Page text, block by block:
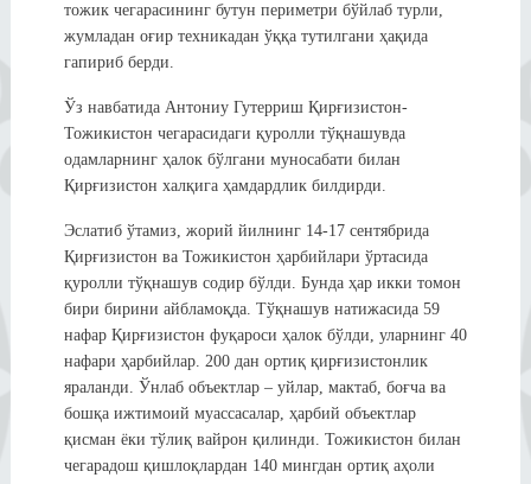
тожик чегарасининг бутун периметри бўйлаб турли,
жумладан оғир техникадан ўққа тутилгани ҳақида
гапириб берди.
Ўз навбатида Антониу Гутерриш Қирғизистон-
Тожикистон чегарасидаги қуролли тўқнашувда
одамларнинг ҳалок бўлгани муносабати билан
Қирғизистон халқига ҳамдардлик билдирди.
Эслатиб ўтамиз, жорий йилнинг 14-17 сентябрида
Қирғизистон ва Тожикистон ҳарбийлари ўртасида
қуролли тўқнашув содир бўлди. Бунда ҳар икки томон
бири бирини айбламоқда. Тўқнашув натижасида 59
нафар Қирғизистон фуқароси ҳалок бўлди, уларнинг 40
нафари ҳарбийлар. 200 дан ортиқ қирғизистонлик
яраланди. Ўнлаб объектлар – уйлар, мактаб, боғча ва
бошқа ижтимоий муассасалар, ҳарбий объектлар
қисман ёки тўлиқ вайрон қилинди. Тожикистон билан
чегарадош қишлоқлардан 140 мингдан ортиқ аҳоли